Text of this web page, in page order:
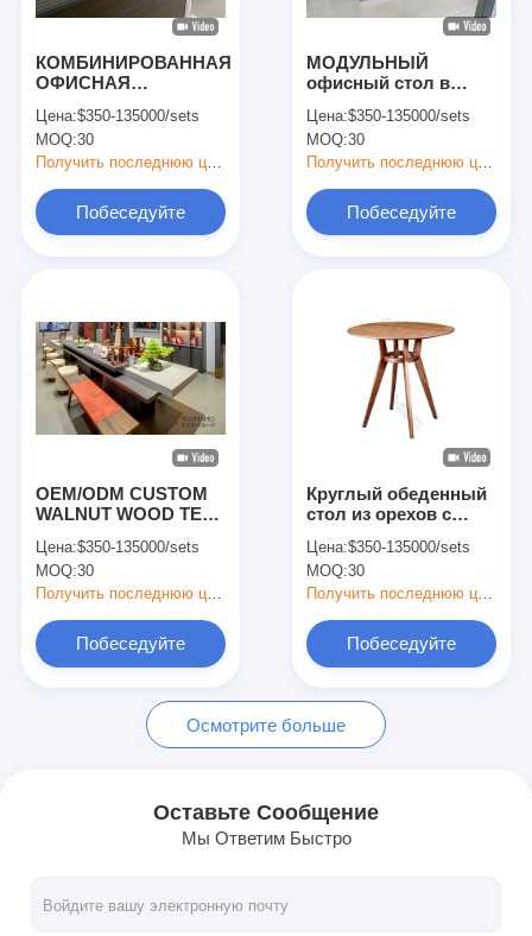
Продукты
Видеозаписи
VR-шоу
Контроль качества
Свяжитесь с нами
Побеседуйте теперь
КОМБИНИРОВАННАЯ
ОФИСНАЯ
ОТКРЫТОЙ
ПЛАНИРОВКИ,
МНОГОПЕРСОНАЛЬНАЯ
РАБОЧАЯ СТАНЦИЯ
СО ШКАФОМ ДЛЯ
СТЕКЛЯННАЯ
РАЗДЕЛИТЕЛЬНАЯ
ЦЕНА,
КОНКУРЕНТНАЯ
ЗАВОДСКАЯ ЦЕНА
Цена:$350-135000/sets
MOQ:30
Получить последнюю цену
Побеседуйте
МОДУЛЬНЫЙ
офисный стол в
Цена:$350-135000/sets
MOQ:30
Получить последнюю цену
Побеседуйте
OEM/ODM CUSTOM
WALNUT WOOD TEA
Круглый чайный
стол, стол с горфом,
стеклянный
стула с твердым
деревом в Китае,
Цена:$350-135000/sets
MOQ:30
Получить последнюю цену
Побеседуйте
Круглый обеденный
стол из орехов с
тканевыми мягкими
стульями -
роскошный
обеденный набор
для современных
Цена:$350-135000/sets
MOQ:30
Получить последнюю цену
Побеседуйте
Осмотрите больше
Оставьте Сообщение
Мы Ответим Быстро